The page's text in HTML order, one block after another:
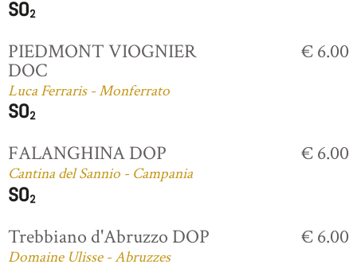
PIEDMONT VIOGNIER
DOC
Luca Ferraris - Monferrato
€ 6.00
FALANGHINA DOP
Cantina del Sannio - Campania
€ 6.00
Trebbiano d'Abruzzo DOP
Domaine Ulisse - Abruzzes
€ 6.00